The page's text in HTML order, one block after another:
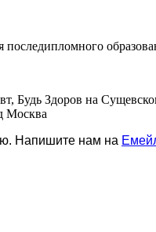
Будь Здоров на
Москва
Напишите нам на